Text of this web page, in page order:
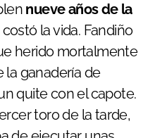
nueve años de la
la vida. Fandiño
herido mortalmente
la ganadería de
quite con el capote.
toro de la tarde,